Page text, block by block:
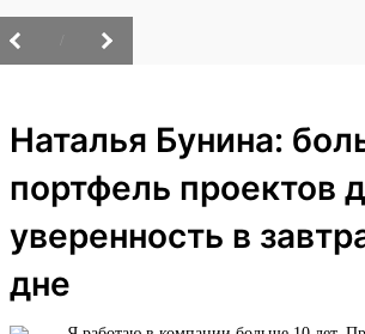
Наталья Бунина:
портфель проектов
уверенность в
дне